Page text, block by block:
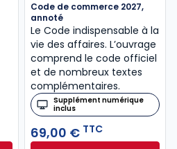
appréhender la
affaires et son application
Code de commerce 2027,
annoté
Le Code indispensable à la
vie des affaires. L’ouvrage
comprend le code officiel
et de nombreux textes
complémentaires.
Supplément numérique
inclus
69,00 € TTC